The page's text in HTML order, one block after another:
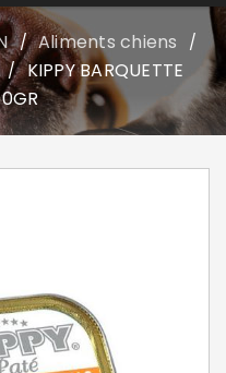
/ Aliments chiens /
/ KIPPY BARQUETTE